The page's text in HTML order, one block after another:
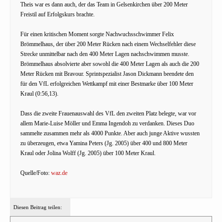
Theis war es dann auch, der das Team in Gelsenkirchen über 200 Meter
Freistil auf Erfolgskurs brachte.
Für einen kritischen Moment sorgte Nachwuchsschwimmer Felix
Brömmelhaus, der über 200 Meter Rücken nach einem Wechselfehler diese
Strecke unmittelbar nach den 400 Meter Lagen nachschwimmen musste.
Brömmelhaus absolvierte aber sowohl die 400 Meter Lagen als auch die 200
Meter Rücken mit Bravour. Sprintspezialist Jason Dickmann beendete den
für den VfL erfolgreichen Wettkampf mit einer Bestmarke über 100 Meter
Kraul (0:56,13).
Dass die zweite Frauenauswahl des VfL den zweiten Platz belegte, war vor
allem Marie-Luise Möller und Emma Ingendoh zu verdanken. Dieses Duo
sammelte zusammen mehr als 4000 Punkte. Aber auch junge Aktive wussten
zu überzeugen, etwa Yamina Peters (Jg. 2005) über 400 und 800 Meter
Kraul oder Jolina Wolff (Jg. 2005) über 100 Meter Kraul.
Quelle/Foto: waz.de
Diesen Beitrag teilen: